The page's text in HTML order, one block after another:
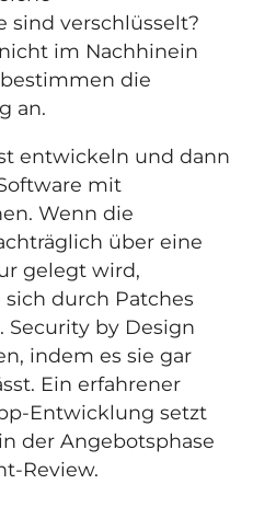
sind verschlüsselt?
im Nachhinein
die
an.
entwickeln und dann
mit
Wenn die
über eine
gelegt wird,
durch Patches
Security by Design
indem es sie gar
Ein erfahrener
Entwicklung setzt
der Angebotsphase
Review.